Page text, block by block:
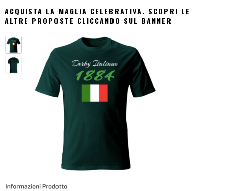
ACQUISTA LA MAGLIA CELEBRATIVA. SCOPRI LE
ALTRE PROPOSTE CLICCANDO SUL BANNER